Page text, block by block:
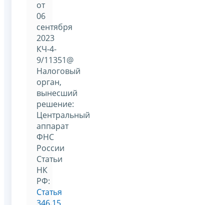
от
06
сентября
2023
КЧ-4-
9/11351@
Налоговый
орган,
вынесший
решение:
Центральный
аппарат
ФНС
России
Статьи
НК
РФ:
Статья
346.15